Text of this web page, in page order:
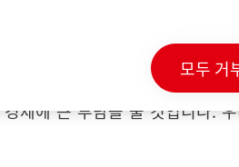
는 성장률이 크게 낮아질 가능성
미칠지에 관해서는 여전히 큰
제에 큰 부담을 줄 것입니다.
모두 거